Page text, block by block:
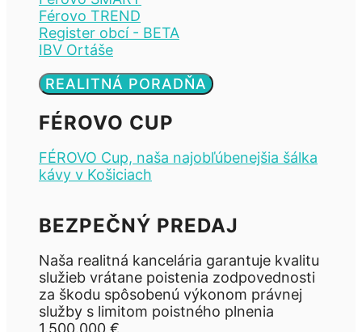
Férovo TREND
Register obcí - BETA
IBV Ortáše
REALITNÁ PORADŇA
FÉROVO CUP
FÉROVO Cup, naša najobľúbenejšia šálka
kávy v Košiciach
BEZPEČNÝ PREDAJ
Naša realitná kancelária garantuje kvalitu
služieb vrátane poistenia zodpovednosti
za škodu spôsobenú výkonom právnej
služby s limitom poistného plnenia
1.500.000 €